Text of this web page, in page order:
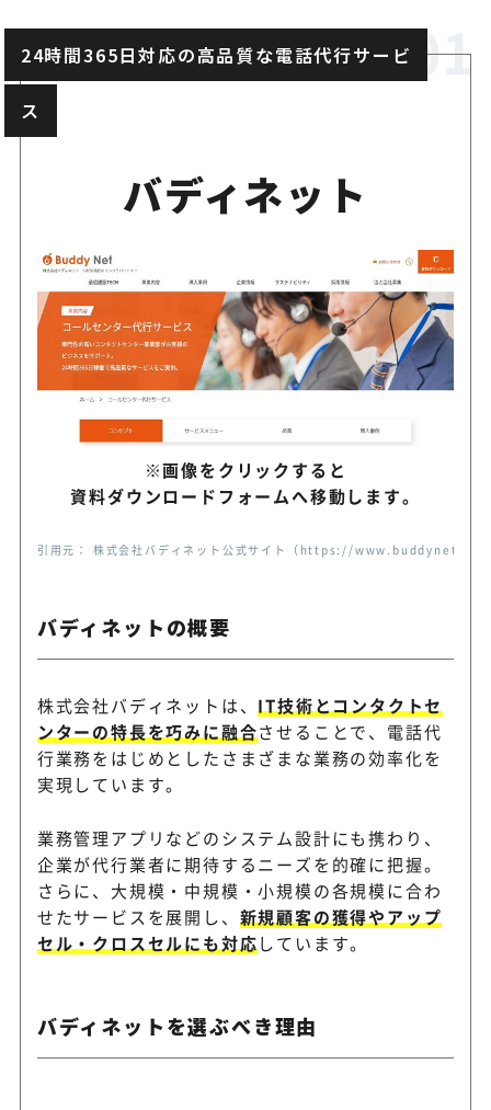
インターコード
電話を受けた後の連絡スピー
理
応
ベルウェール渋谷
オリジナル報告フォーム対応
ーにしっかりフィット
専属オペレーター×緊急時の
秘書センター 納品形式の柔軟さも魅力の老
TMJ 月数件からでも代行サービス
BusinessCall（ビジ
ネスコール）
土日祝日や30分単位の利用も
実現
24時間365日対応の高品質な電話代行サービ
ス
バディネット
※画像をクリックすると
資料ダウンロードフォームへ移動します。
引用元： 株式会社バディネット公式サイト（https://
バディネットの概要
株式会社バディネットは、 IT技術とコンタクトセ
ンターの特長を巧みに融合させることで、電話代
行業務をはじめとしたさまざまな業務の効率化を
実現しています。
業務管理アプリなどのシステム設計にも携わり、
企業が代行業者に期待するニーズを的確に把握。
さらに、大規模・中規模・小規模の各規模に合わ
せたサービスを展開し、 新規顧客の獲得やアップ
セル・クロスセルにも対応しています。
バディネットを選ぶべき理由